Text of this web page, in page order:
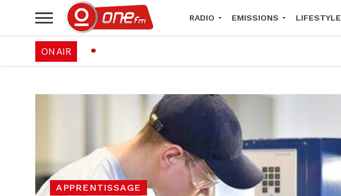
RADIO EMISSIONS LIFESTYLE
ON AIR
APPRENTISSAGE